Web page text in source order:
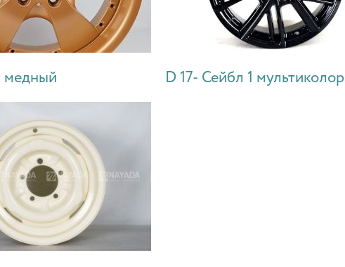
медный D 17- Сейбл 1 мультиколор